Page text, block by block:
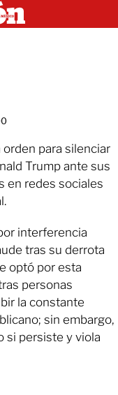
orden para silenciar
Trump ante sus
en redes sociales
interferencia
tras su derrota
optó por esta
personas
la constante
sin embargo,
si persiste y viola